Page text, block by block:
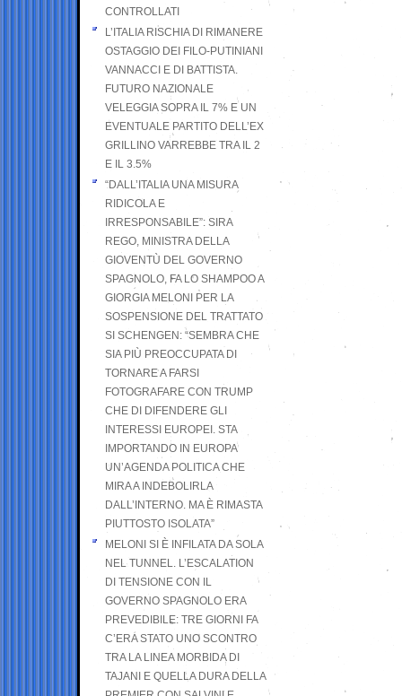
CONTROLLATI
L’ITALIA RISCHIA DI RIMANERE
OSTAGGIO DEI FILO-PUTINIANI
VANNACCI E DI BATTISTA.
FUTURO NAZIONALE
VELEGGIA SOPRA IL 7% E UN
EVENTUALE PARTITO DELL’EX
GRILLINO VARREBBE TRA IL 2
E IL 3.5%
“DALL’ITALIA UNA MISURA
RIDICOLA E
IRRESPONSABILE”: SIRA
REGO, MINISTRA DELLA
GIOVENTÙ DEL GOVERNO
SPAGNOLO, FA LO SHAMPOO A
GIORGIA MELONI PER LA
SOSPENSIONE DEL TRATTATO
SI SCHENGEN: “SEMBRA CHE
SIA PIÙ PREOCCUPATA DI
TORNARE A FARSI
FOTOGRAFARE CON TRUMP
CHE DI DIFENDERE GLI
INTERESSI EUROPEI. STA
IMPORTANDO IN EUROPA
UN’AGENDA POLITICA CHE
MIRA A INDEBOLIRLA
DALL’INTERNO. MA È RIMASTA
PIUTTOSTO ISOLATA”
MELONI SI È INFILATA DA SOLA
NEL TUNNEL. L’ESCALATION
DI TENSIONE CON IL
GOVERNO SPAGNOLO ERA
PREVEDIBILE: TRE GIORNI FA
C’ERA STATO UNO SCONTRO
TRA LA LINEA MORBIDA DI
TAJANI E QUELLA DURA DELLA